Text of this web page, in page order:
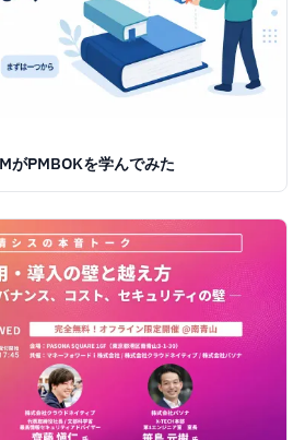
がPMBOKを学んでみた